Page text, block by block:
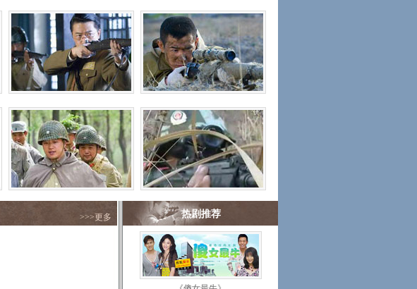
>>>更多
热剧推荐